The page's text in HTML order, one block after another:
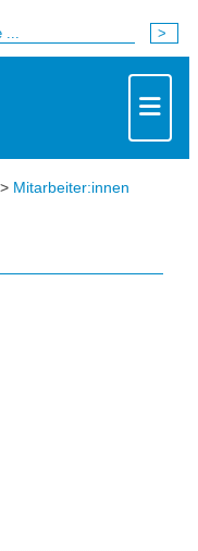
> Mitarbeiter:innen